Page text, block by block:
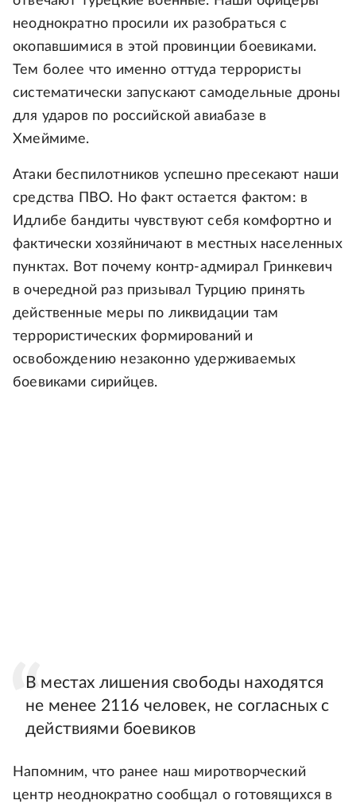
неоднократно просили их разобраться с
окопавшимися в этой провинции боевиками.
Тем более что именно оттуда террористы
систематически запускают самодельные дроны
для ударов по российской авиабазе в
Хмеймиме.
Атаки беспилотников успешно пресекают наши
средства ПВО. Но факт остается фактом: в
Идлибе бандиты чувствуют себя комфортно и
фактически хозяйничают в местных населенных
пунктах. Вот почему контр-адмирал Гринкевич
в очередной раз призывал Турцию принять
действенные меры по ликвидации там
террористических формирований и
освобождению незаконно удерживаемых
боевиками сирийцев.
В местах лишения свободы находятся
не менее 2116 человек, не согласных с
действиями боевиков
Напомним, что ранее наш миротворческий
центр неоднократно сообщал о готовящихся в